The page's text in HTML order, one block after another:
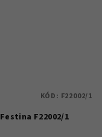
Festina F22002/1
KÓD: F22002/1